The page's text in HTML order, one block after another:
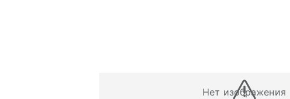
Нет изображения